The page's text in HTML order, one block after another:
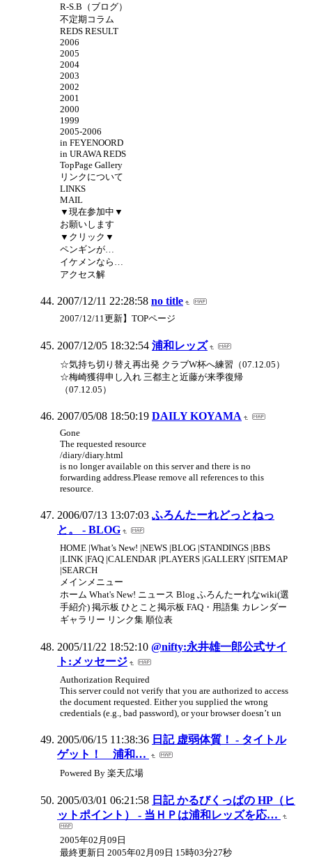
R-S.B（ブログ）
不定期コラム
REDS RESULT
2006
2005
2004
2003
2002
2001
2000
1999
2005-2006
in FEYENOORD
in URAWA REDS
TopPage Gallery
リンクについて
LINKS
MAIL
▼現在参加中▼
お願いします
▼クリック▼
ペンギンが…
イケメンなら…
アクセス解
2007/12/11 22:28:58 no title
2007/12/11更新】TOPページ
2007/12/05 18:32:54 浦和レッズ
☆気持ち切り替え再出発 クラブW杯へ練習（07.12.05）
☆梅崎獲得申し入れ 三都主と近藤が来季復帰
（07.12.05）
2007/05/08 18:50:19 DAILY KOYAMA
Gone
The requested resource
/diary/diary.html
is no longer available on this server and there is no
forwarding address.Please remove all references to this
resource.
2006/07/13 13:07:03 ふろんたーれどっとねっ
と。 - BLOG
HOME |What’s New! |NEWS |BLOG |STANDINGS |BBS
|LINK |FAQ |CALENDAR |PLAYERS |GALLERY |SITEMAP
|SEARCH
メインメニュー
ホーム What's New! ニュース Blog ふろんたーれなwiki(選
手紹介) 掲示板 ひとこと掲示板 FAQ・用語集 カレンダー
ギャラリー リンク集 順位表
2005/11/22 18:52:10 @nifty:永井雄一郎公式サイ
ト:メッセージ
Authorization Required
This server could not verify that you are authorized to access
the document requested. Either you supplied the wrong
credentials (e.g., bad password), or your browser doesn’t un
2005/06/15 11:38:36 日記 虚弱体質！ - タイトル
ゲット！ 浦和…
Powered By 楽天広場
2005/03/01 06:21:58 日記 かるびくっぱの HP（ヒ
ットポイント） - 当ＨＰは浦和レッズを応…
2005年02月09日
最終更新日 2005年02月09日 15時03分27秒